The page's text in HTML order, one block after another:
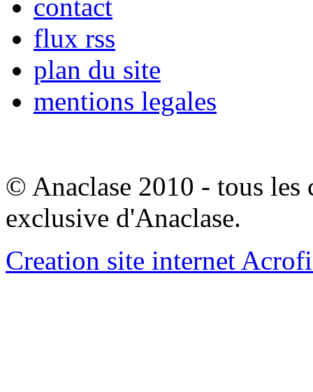
contact
flux rss
plan du site
mentions legales
© Anaclase 2010 - tous les
exclusive d'Anaclase.
Creation site internet